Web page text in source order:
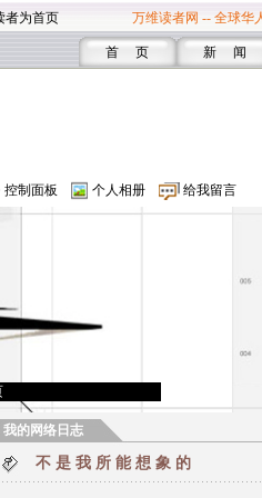
者为首页 万维读者网 -- 全球华
首 页 新 闻
控制面板 个人相册 给我留言
我的网络日志
不 是 我 所 能 想 象 的